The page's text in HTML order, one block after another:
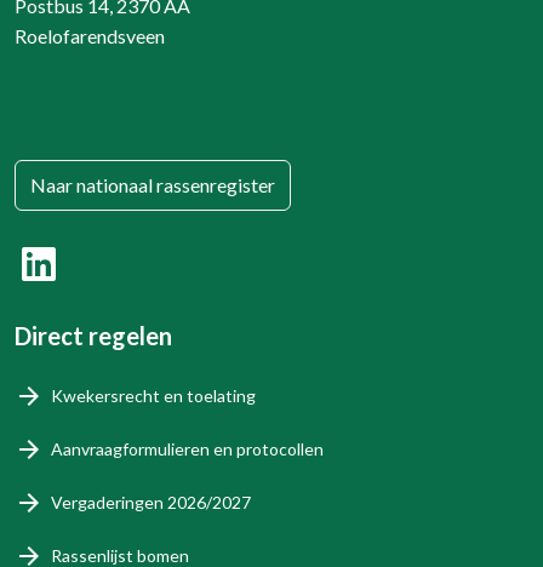
Postbus 14, 2370 AA
Roelofarendsveen
Naar nationaal rassenregister
Direct regelen
Kwekersrecht en toelating
Aanvraagformulieren en protocollen
Vergaderingen 2026/2027
Rassenlijst bomen